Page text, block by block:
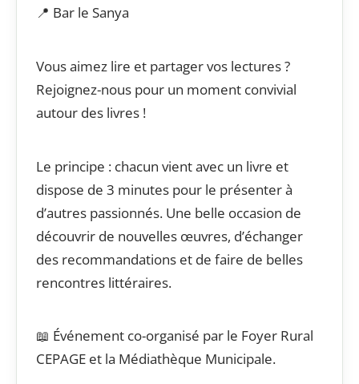
📍 Bar le Sanya
Vous aimez lire et partager vos lectures ?
Rejoignez-nous pour un moment convivial
autour des livres !
Le principe : chacun vient avec un livre et
dispose de 3 minutes pour le présenter à
d’autres passionnés. Une belle occasion de
découvrir de nouvelles œuvres, d’échanger
des recommandations et de faire de belles
rencontres littéraires.
📖 Événement co-organisé par le Foyer Rural
CEPAGE et la Médiathèque Municipale.